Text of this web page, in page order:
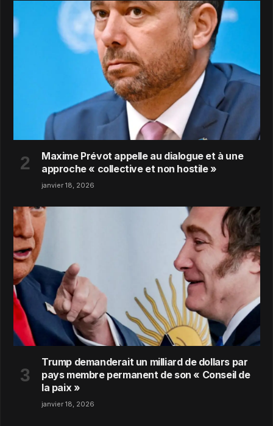
Maxime Prévot appelle au dialogue et à une
approche « collective et non hostile »
janvier 18, 2026
Trump demanderait un milliard de dollars par
pays membre permanent de son « Conseil de
la paix »
janvier 18, 2026